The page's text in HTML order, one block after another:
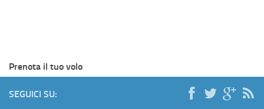
Prenota il tuo volo
SEGUICI SU: